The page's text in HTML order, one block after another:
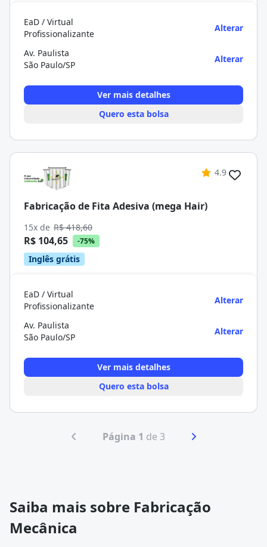
EaD / Virtual
Profissionalizante
Alterar
Av. Paulista
São Paulo/SP
Alterar
Ver mais detalhes
Quero esta bolsa
4.9
Fabricação de Fita Adesiva (mega Hair)
15x de R$ 418,60
R$ 104,65 -75%
Inglês grátis
EaD / Virtual
Profissionalizante
Alterar
Av. Paulista
São Paulo/SP
Alterar
Ver mais detalhes
Quero esta bolsa
Página 1 de 3
Saiba mais sobre Fabricação
Mecânica